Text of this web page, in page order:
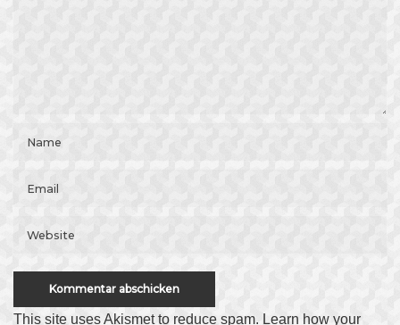
This site uses Akismet to reduce spam. Learn how your